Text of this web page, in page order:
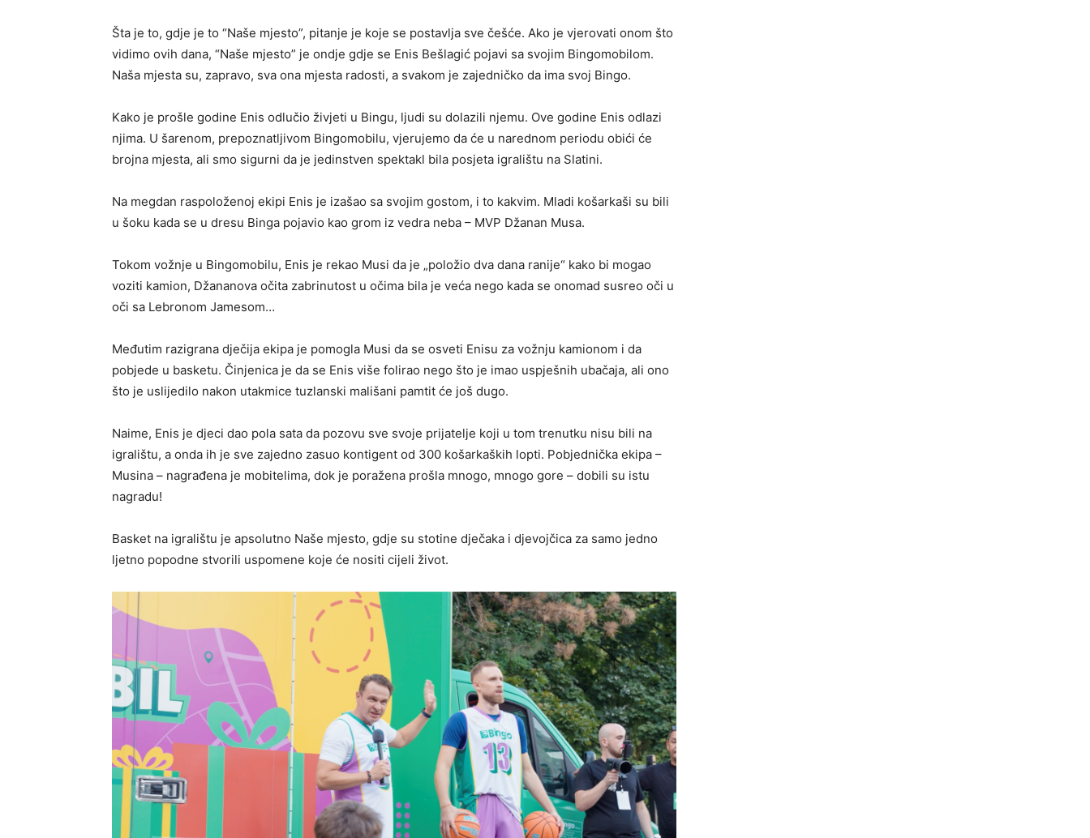
Šta je to, gdje je to “Naše mjesto”, pitanje je koje se postavlja sve češće. Ako je vjerovati onom što
vidimo ovih dana, “Naše mjesto” je ondje gdje se Enis Bešlagić pojavi sa svojim Bingomobilom.
Naša mjesta su, zapravo, sva ona mjesta radosti, a svakom je zajedničko da ima svoj Bingo.
Kako je prošle godine Enis odlučio živjeti u Bingu, ljudi su dolazili njemu. Ove godine Enis odlazi
njima. U šarenom, prepoznatljivom Bingomobilu, vjerujemo da će u narednom periodu obići će
brojna mjesta, ali smo sigurni da je jedinstven spektakl bila posjeta igralištu na Slatini.
Na megdan raspoloženoj ekipi Enis je izašao sa svojim gostom, i to kakvim. Mladi košarkaši su bili
u šoku kada se u dresu Binga pojavio kao grom iz vedra neba – MVP Džanan Musa.
Tokom vožnje u Bingomobilu, Enis je rekao Musi da je „položio dva dana ranije“ kako bi mogao
voziti kamion, Džananova očita zabrinutost u očima bila je veća nego kada se onomad susreo oči u
oči sa Lebronom Jamesom…
Međutim razigrana dječija ekipa je pomogla Musi da se osveti Enisu za vožnju kamionom i da
pobjede u basketu. Činjenica je da se Enis više folirao nego što je imao uspješnih ubačaja, ali ono
što je uslijedilo nakon utakmice tuzlanski mališani pamtit će još dugo.
Naime, Enis je djeci dao pola sata da pozovu sve svoje prijatelje koji u tom trenutku nisu bili na
igralištu, a onda ih je sve zajedno zasuo kontigent od 300 košarkaških lopti. Pobjednička ekipa –
Musina – nagrađena je mobitelima, dok je poražena prošla mnogo, mnogo gore – dobili su istu
nagradu!
Basket na igralištu je apsolutno Naše mjesto, gdje su stotine dječaka i djevojčica za samo jedno
ljetno popodne stvorili uspomene koje će nositi cijeli život.